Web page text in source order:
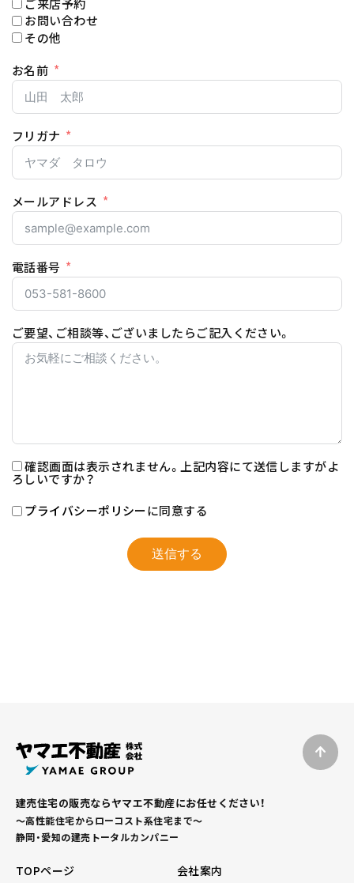
お問い合わせ
その他
お名前
フリガナ
メールアドレス
電話番号
ご要望、ご相談等、ございましたらご記入ください。
確認画面は表示されません。上記内容にて送信しますがよ
ろしいですか？
プライバシーポリシーに同意する
送信する
建売住宅の販売ならヤマエ不動産にお任せください！
～高性能住宅からローコスト系住宅まで～
静岡・愛知の建売トータルカンパニー
TOPページ
会社案内